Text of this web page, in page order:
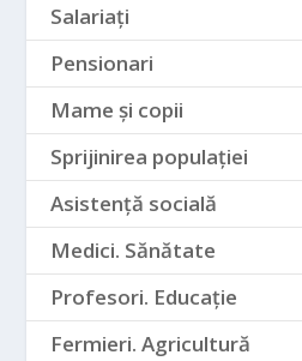
Salariați
Pensionari
Mame și copii
Sprijinirea populației
Asistență socială
Medici. Sănătate
Profesori. Educație
Fermieri. Agricultură